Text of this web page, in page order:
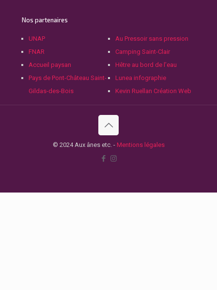
Nos partenaires
UNAP
FNAR
Accueil paysan
Pays de Pont-Château Saint-
Gildas-des-Bois
Au Pressoir sans pression
Camping Saint-Clair
Hêtre au bord de l’eau
Lunea infographie
Kevin Ruellan Création Web
© 2024 Aux ânes etc. - Mentions légales